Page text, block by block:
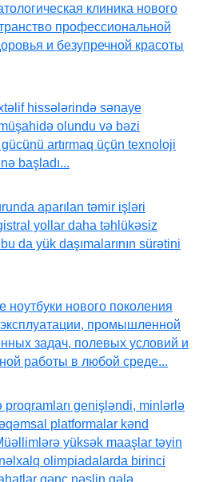
клиника нового
профессиональной
и безупречной красоты
hissələrində sənaye
olundu və bəzi
artırmaq üçün texnoloji
başladı...
aparılan təmir işləri
yollar daha təhlükəsiz
da yük daşımalarının sürətini
нового поколения
промышленной
задач, полевых условий и
работы в любой среде...
genişləndi, minlərlə
platformalar kənd
yüksək maaşlar təyin
olimpiadalarda birinci
gənc nəslin gələ...